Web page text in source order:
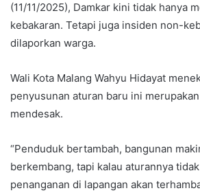
(11/11/2025), Damkar kini tidak hanya
kebakaran. Tetapi juga insiden non-
dilaporkan warga.
Wali Kota Malang Wahyu Hidayat
penyusunan aturan baru ini
mendesak.
“Penduduk bertambah, bangunan
berkembang, tapi kalau aturannya
penanganan di lapangan akan